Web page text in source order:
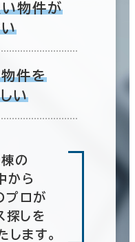
物件が
件を
い
の
から
プロが
探しを
します。